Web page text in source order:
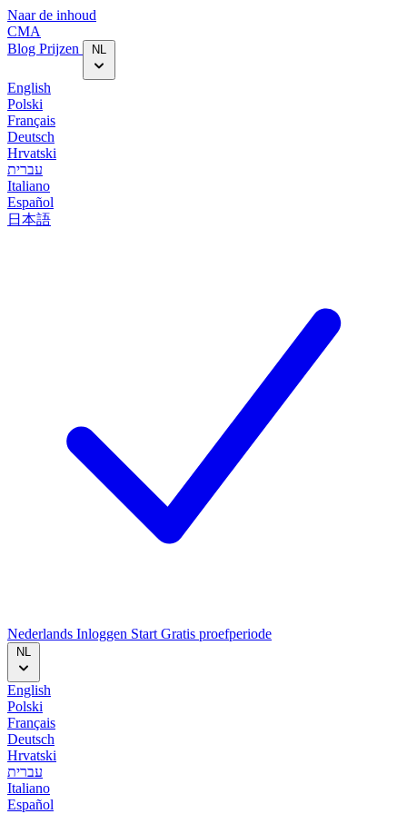
Naar de inhoud
CMA
Blog‎ Prijzen NL
English
Polski
Français
Deutsch
Hrvatski
עברית
Italiano
Español
日本語
Nederlands Inloggen Start Gratis proefperiode
NL
English
Polski
Français
Deutsch
Hrvatski
עברית
Italiano
Español